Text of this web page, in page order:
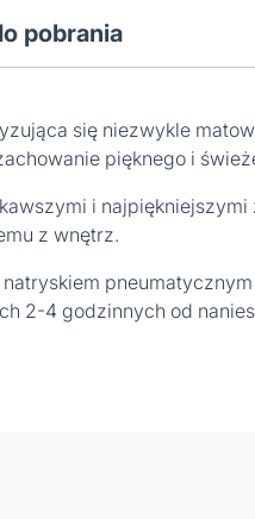
pobrania
się niezwykle
pięknego i
i
z wnętrz.
2-4 godzinnych od